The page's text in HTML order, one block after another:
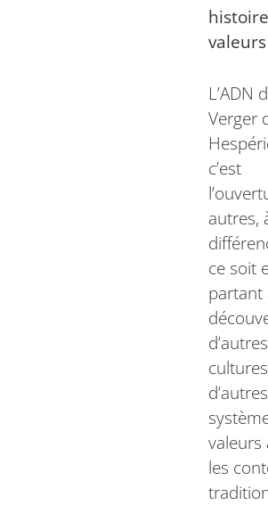
valeurs
L’ADN
Verger
c’est
autres,
ce soit
partant
d’autres
d’autres
valeurs
les